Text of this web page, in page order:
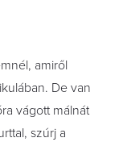
amiről
De van
vágott málnát
szúrj a